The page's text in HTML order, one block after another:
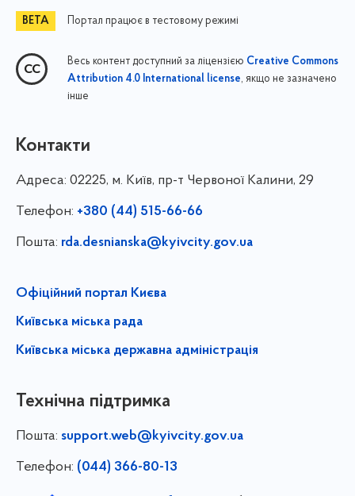
Портал працює в тестовому режимі
Весь контент доступний за ліцензією Creative Commons
Attribution 4.0 International license, якщо не зазначено
інше
Контакти
Адреса: 02225, м. Київ, пр-т Червоної Калини, 29
Телефон: +380 (44) 515-66-66
Пошта: rda.desnianska@kyivcity.gov.ua
Офіційний портал Києва
Київська міська рада
Київська міська державна адміністрація
Технічна підтримка
Пошта: support.web@kyivcity.gov.ua
Телефон: (044) 366-80-13